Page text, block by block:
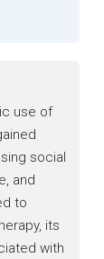
use of
social
and
to
its
with